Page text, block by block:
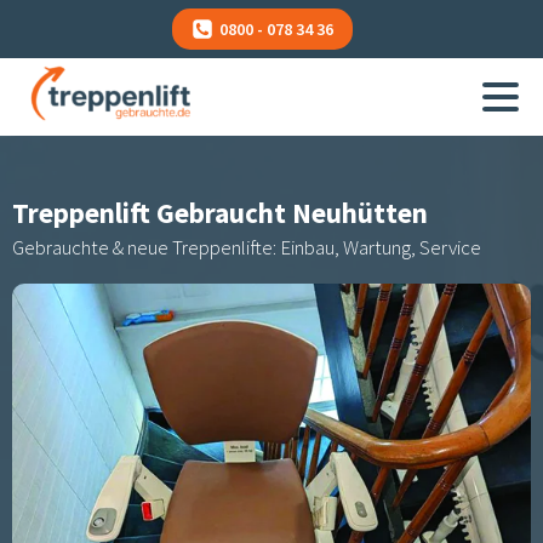
0800 - 078 34 36
Treppenlift Gebraucht Neuhütten
Gebrauchte & neue Treppenlifte: Einbau, Wartung, Service